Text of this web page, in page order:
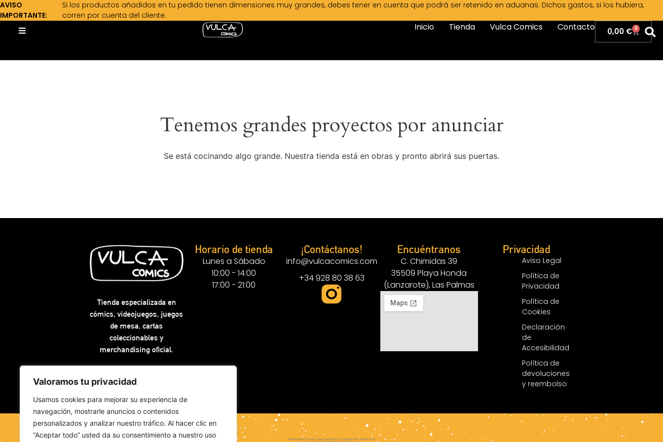
Valoramos tu privacidad
Usamos cookies para mejorar su experiencia de
navegación, mostrarle anuncios o contenidos
personalizados y analizar nuestro tráfico. Al hacer clic en
“Aceptar todo” usted da su consentimiento a nuestro uso
AVISO
IMPORTANTE:
Si los productos añadidos en tu pedido tienen dimensiones muy grandes, debes tener en cuenta que podrá ser retenido en aduanas. Dichos gastos, si los hubiera,
corren por cuenta del cliente.
Inicio Tienda Vulca Comics Contacto 0,00 € 0
Tenemos grandes proyectos por anunciar
Se está cocinando algo grande. Nuestra tienda está en obras y pronto abrirá sus puertas.
Tienda especializada en
cómics, videojuegos, juegos
de mesa, cartas
coleccionables y
merchandising oficial.
Horario de tienda
Lunes a Sábado
10:00 - 14:00
17:00 - 21:00
¡Contáctanos!
info@vulcacomics.com
+34 928 80 38 63
Encuéntranos
C. Chimidas 39
35509 Playa Honda
(Lanzarote), Las Palmas
Privacidad
Aviso Legal
Política de
Privacidad
Política de
Cookies
Declaración
de
Accesibilidad
Política de
devoluciones
y reembolso